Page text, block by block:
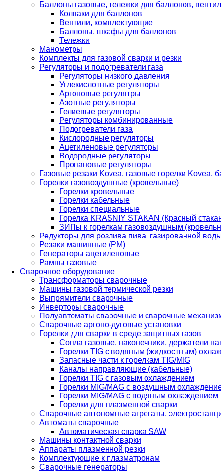
Баллоны газовые, тележки для баллонов,
Колпаки для баллонов
Вентили, комплектующие
Баллоны, шкафы для баллонов
Тележки
Манометры
Комплекты для газовой сварки и резки
Регуляторы и подогреватели газа
Регуляторы низкого давления
Углекислотные регуляторы
Аргоновые регулятры
Азотные регуляторы
Гелиевые регуляторы
Регуляторы комбинированные
Подогреватели газа
Кислородные регуляторы
Ацетиленовые регуляторы
Водородные регуляторы
Пропановые регуляторы
Газовые резаки Kovea, газовые горелки Kovea,
Горелки газовоздушные (кровельные)
Горелки кровельные
Горелки кабельные
Горелки специальные
Горелка KRASNIY STAKAN (Красный
ЗИПы к горелкам газовоздушным
Редукторы для розлива пива, газированной
Резаки машинные (РМ)
Генераторы ацетиленовые
Рампы газовые
Сварочное оборудование
Трансформаторы сварочные
Машины газовой термической резки
Выпрямители сварочные
Инверторы сварочные
Полуавтоматы сварочные и сварочные
Сварочные аргоно-дуговые установки
Горелки для сварки в среде защитных газов
Сопла газовые, наконечники, держатели
Горелки TIG с водяным (жидкостным)
Запасные части к горелкам TIG/MIG
Каналы направляющие (кабельные)
Горелки TIG с газовым охлаждением
Горелки MIG/MAG с воздушным
Горелки MIG/MAG с водяным охлаждением
Горелки для плазменной сварки
Сварочные автономные агрегаты,
Автоматы сварочные
Автоматическая сварка SAW
Машины контактной сварки
Аппараты плазменной резки
Комплектующие к плазматронам
Сварочные генераторы